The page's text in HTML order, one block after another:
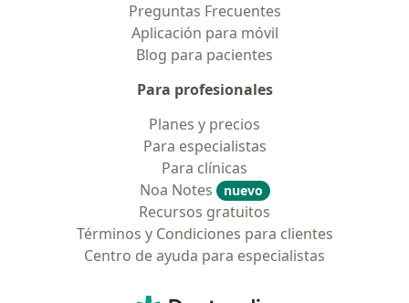
Preguntas Frecuentes
Aplicación para móvil
Blog para pacientes
Para profesionales
Planes y precios
Para especialistas
Para clínicas
Noa Notes
nuevo
Recursos gratuitos
Términos y Condiciones para clientes
Centro de ayuda para especialistas